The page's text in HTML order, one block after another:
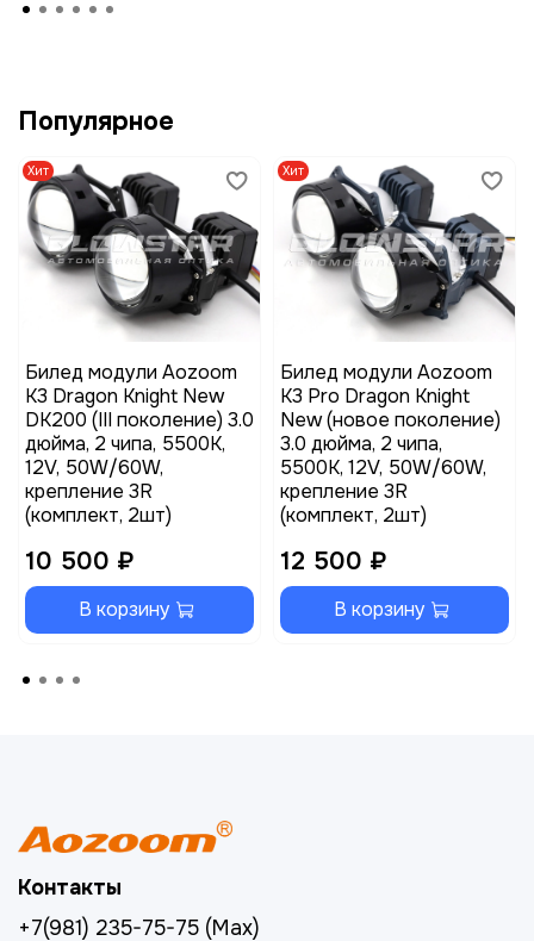
Популярное
Хит
Билед модули Aozoom
K3 Dragon Knight New
DK200 (III поколение) 3.0
дюйма, 2 чипа, 5500K,
12V, 50W/60W,
крепление 3R
(комплект, 2шт)
10 500 ₽
В корзину
Хит
Билед модули Aozoom
K3 Pro Dragon Knight
New (новое поколение)
3.0 дюйма, 2 чипа,
5500K, 12V, 50W/60W,
крепление 3R
(комплект, 2шт)
12 500 ₽
В корзину
Контакты
+7(981) 235-75-75 (Max)